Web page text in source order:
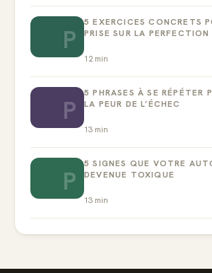
P
5 EXERCICES CONCRETS
PRISE SUR LA PERFECTION
12min
P
5 PHRASES À SE RÉPÉTER
LA PEUR DE L’ÉCHEC
13 min
P
5 SIGNES QUE VOTRE
DEVENUE TOXIQUE
13 min